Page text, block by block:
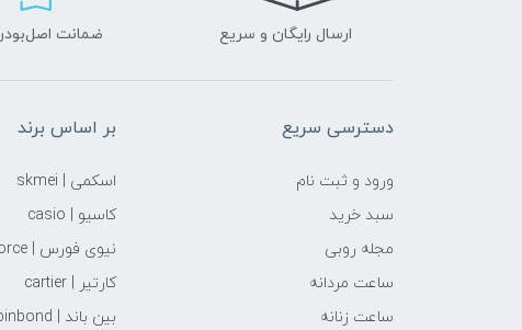
ارسال رایگان و سریع ضمانت
دسترسی سریع
ورود و ثبت نام
سبد خرید
مجله روبی
ساعت مردانه
ساعت زنانه
بر اساس برند
اسکمی | skmei
کاسیو | casio
نیوی فورس | naviforce
کارتیر | cartier
بین باند | binbond